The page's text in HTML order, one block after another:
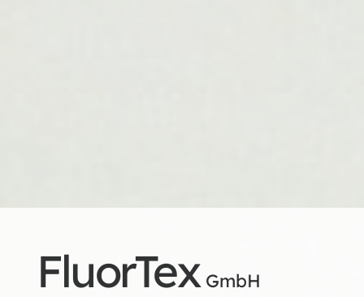
FluorTex GmbH